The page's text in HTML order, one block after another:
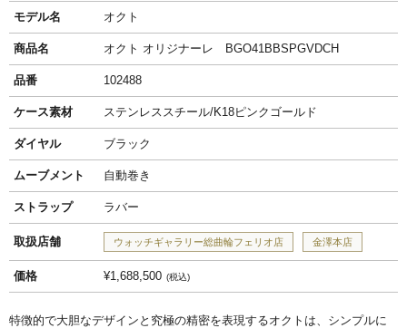
モデル名 オクト
商品名 オクト オリジナーレ BGO41BBSPGVDCH
品番 102488
ケース素材 ステンレススチール/K18ピンクゴールド
ダイヤル ブラック
ムーブメント 自動巻き
ストラップ ラバー
取扱店舗 ウォッチギャラリー総曲輪フェリオ店 金澤本店
価格 ¥1,688,500 税込
特徴的で大胆なデザインと究極の精密を表現するオクトは、シンプルに